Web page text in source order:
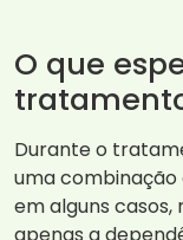
O que
Durante o
uma
em alguns